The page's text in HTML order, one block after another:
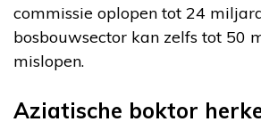
commissie oplopen tot 24
bosbouwsector kan zelfs tot 50
mislopen.
Aziatische boktor